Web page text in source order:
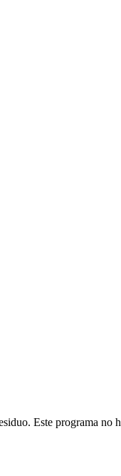
Este programa no